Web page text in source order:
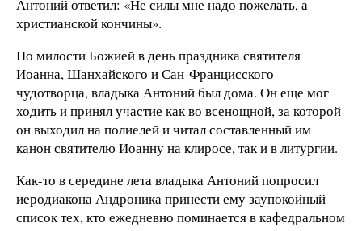
Антоний ответил: «Не силы мне надо пожелать, а
христианской кончины».
По милости Божией в день праздника святителя
Иоанна, Шанхайского и Сан-Францисского
чудотворца, владыка Антоний был дома. Он еще мог
ходить и принял участие как во всенощной, за которой
он выходил на полиелей и читал составленный им
канон святителю Иоанну на клиросе, так и в литургии.
Как-то в середине лета владыка Антоний попросил
иеродиакона Андроника принести ему заупокойный
список тех, кто ежедневно поминается в кафедральном